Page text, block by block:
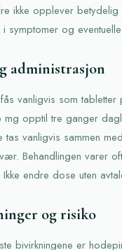
ikke opplever
symptomer og
administrasjon
fås vanligvis som
mg opptil tre ganger
tas vanligvis sammen
Behandlingen varer
Ikke endre dose uten
og risiko
bivirkningene er